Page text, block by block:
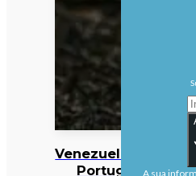
Venezuela/Sismos:
Portugueses
A sua